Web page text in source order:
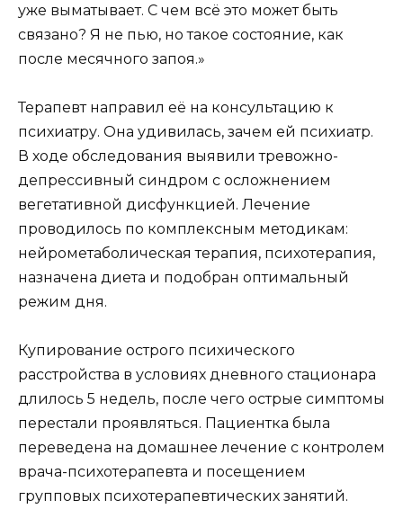
уже выматывает. С чем всё это может быть
связано? Я не пью, но такое состояние, как
после месячного запоя.»
Терапевт направил её на консультацию к
психиатру. Она удивилась, зачем ей психиатр.
В ходе обследования выявили тревожно-
депрессивный синдром с осложнением
вегетативной дисфункцией. Лечение
проводилось по комплексным методикам:
нейрометаболическая терапия, психотерапия,
назначена диета и подобран оптимальный
режим дня.
Купирование острого психического
расстройства в условиях дневного стационара
длилось 5 недель, после чего острые симптомы
перестали проявляться. Пациентка была
переведена на домашнее лечение с контролем
врача-психотерапевта и посещением
групповых психотерапевтических занятий.